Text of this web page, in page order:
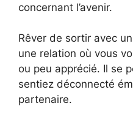
concernant l’avenir.
Rêver de sortir avec
une relation où vous
ou peu apprécié. Il se
sentiez déconnecté
partenaire.